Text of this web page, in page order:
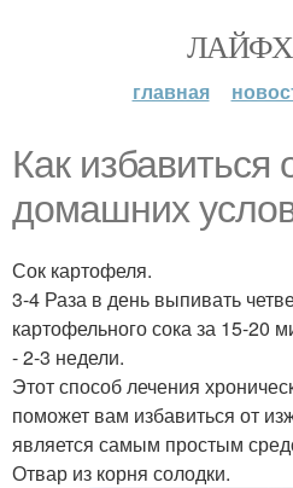
главная
Как избавиться
домашних
Сок картофеля.
3-4 Раза в день выпивать
картофельного сока за 15-20
- 2-3 недели.
Этот способ лечения
поможет вам избавиться от
является самым простым
Отвар из корня солодки.